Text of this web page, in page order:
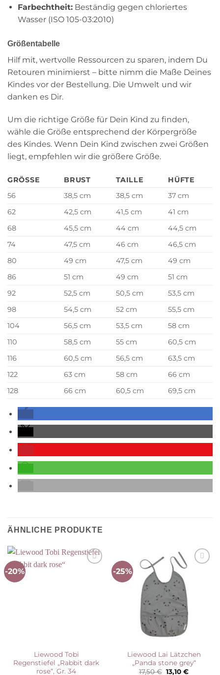
Farbechtheit:Beständig gegen chloriertes
Wasser (ISO 105-03:2010)
Größentabelle
Hilf mit, wertvolle Ressourcen zu sparen, indem Du
Retouren minimierst – bitte nimm die Maße Deines
Kindes vor der Bestellung. Die Umwelt und wir
danken es Dir.
Um die richtige Größe für Dein Kind zu finden,
wähle die Größe entsprechend der Körpergröße
des Kindes. Wenn Dein Kind zwischen zwei Größen
liegt, empfehlen wir die größere Größe.
GRÖSSE BRUST TAILLE
HÜFTE
56
38,5 cm 38,5 cm
37 cm
62
42,5 cm 41,5 cm
41 cm
68
45,5 cm 44 cm
44,5 cm
74
47,5 cm 46 cm
46,5 cm
80
49 cm 47,5 cm
49 cm
86
51 cm 49 cm
51 cm
92
52,5 cm 50,5 cm
53,5 cm
98
54,5 cm 52 cm
55,5 cm
104
56,5 cm 53,5 cm
58 cm
110
58,5 cm 55 cm
60,5 cm
116
60,5 cm 56,5 cm
63,5 cm
122
63 cm 58 cm
66 cm
128
66 cm 60,5 cm 69,5 cm
ÄHNLICHE PRODUKTE
-20%
Liewood Tobi
Regenstiefel „Rabbit dark
rose“, Gr. 34
-25%
Auf die
Wunschliste
Liewood Lai Lätzchen
„Panda stone grey“
17,50€ Ursprünglicher
13,10€Aktueller